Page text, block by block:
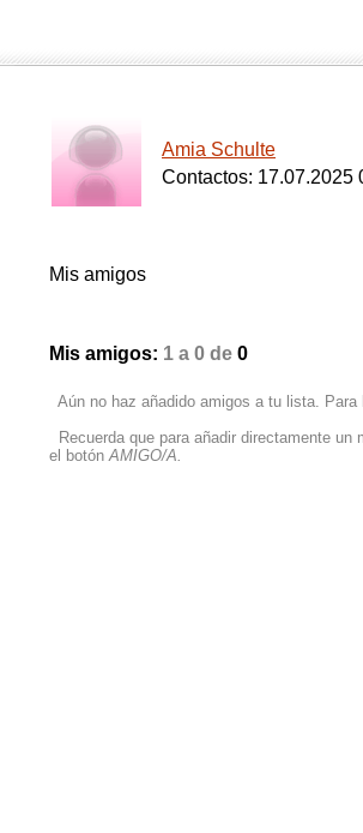
Amia Schulte
Contactos: 17.07.2025
Mis amigos
Mis amigos: 1 a 0 de 0
Aún no haz añadido amigos a tu lista.
Recuerda que para añadir directamente
el botónAMIGO/A.